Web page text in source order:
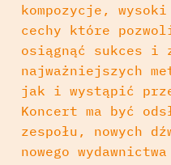
kompozycje,
cechy które
osiągnąć sukces i
najważniejszych
jak i wystąpić
Koncert ma być
zespołu, nowych
nowego